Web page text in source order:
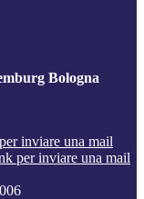
Bologna
inviare una mail
per inviare una mail